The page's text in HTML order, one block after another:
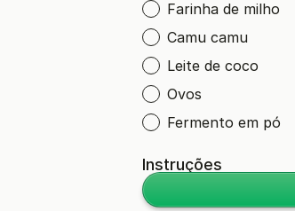
Farinha de milho
Camu camu
Leite de coco
Ovos
Fermento em pó
Instruções